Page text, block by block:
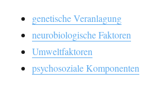
genetische Veranlagung
neurobiologische Faktoren
Umweltfaktoren
psychosoziale Komponenten